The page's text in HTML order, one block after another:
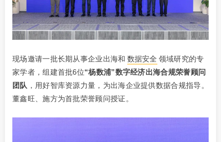
现场邀请一批长期从事企业出海和 数据安全 领域研究的专
家学者，组建首批6位“杨数浦”数字经济出海合规荣誉顾问
团队 ，用好智库资源力量，为出海企业提供数据合规指导。
董鑫旺、施方为首批荣誉顾问授证。